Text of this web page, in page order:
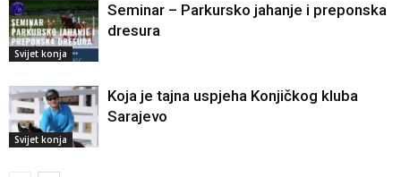
Svijet konja
Seminar – Parkursko jahanje i preponska
dresura
Svijet konja
Koja je tajna uspjeha Konjičkog kluba
Sarajevo